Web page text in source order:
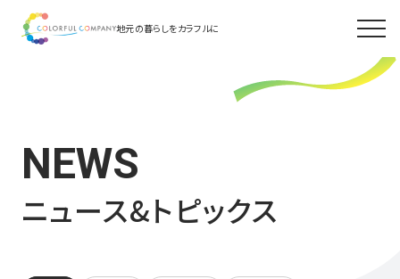
地元の暮らしをカラフルに
NEWS
ニュース&トピックス